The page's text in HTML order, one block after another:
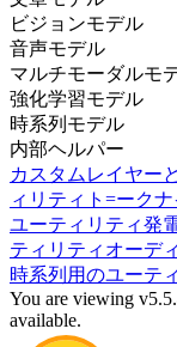
ビジョンモデル
音声モデル
マルチモーダルモ
強化学習モデル
時系列モデル
内部ヘルパー
カスタムレイヤー
ィリティ ト=ーク
ユーティリティ発
ティリティ オーデ
時系列用のユーテ
You are viewing
available.